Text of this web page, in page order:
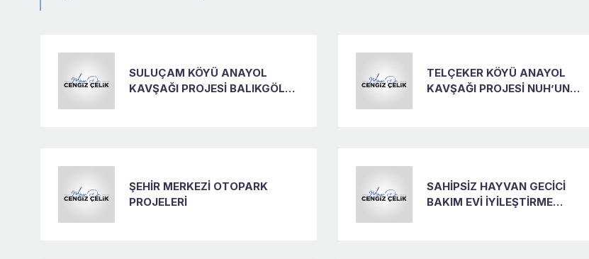
SULUÇAM KÖYÜ ANAYOL
KAVŞAĞI PROJESİ BALIKGÖLÜ
TELÇEKER KÖYÜ ANAYOL
KAVŞAĞI PROJESİ NUH’UN
ŞEHİR MERKEZİ OTOPARK
PROJELERİ
SAHİPSİZ HAYVAN GECİCİ
BAKIM EVİ İYİLEŞTİRME